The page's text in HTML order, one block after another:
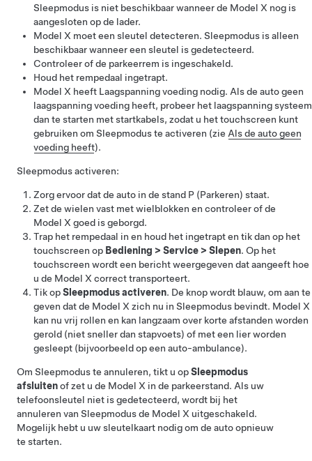
Sleepmodus is niet beschikbaar wanneer de Model X nog is
aangesloten op de lader.
Model X moet een sleutel detecteren. Sleepmodus is alleen
beschikbaar wanneer een sleutel is gedetecteerd.
Controleer of de parkeerrem is ingeschakeld.
Houd het rempedaal ingetrapt.
Model X heeft Laagspanningvoeding nodig. Als de auto geen
laagspanningvoeding heeft, probeer het laagspanningsysteem
dan te starten met startkabels, zodat u het touchscreen kunt
gebruiken om Sleepmoduste activeren (zie Als de auto geen
voeding heeft).
Sleepmodusactiveren:
Zorg ervoor dat de auto in de stand P (Parkeren) staat.
Zet de wielen vast met wielblokken en controleer of de
Model X goed is geborgd.
Trap het rempedaal in en houd het ingetrapt en tik dan op het
touchscreen op Bediening > Service > Slepen. Op het
touchscreen wordt een bericht weergegeven dat aangeeft hoe
u de Model X correct transporteert.
Tik opSleepmodus activeren. De knop wordt blauw, om aan te
geven dat de Model X zich nu in Sleepmodus bevindt. Model X
kan nu vrij rollen en kan langzaam over korte afstanden worden
gerold (niet sneller dan stapvoets) of met een lier worden
gesleept (bijvoorbeeld op een auto-ambulance).
Om Sleepmoduste annuleren, tikt u opSleepmodus
afsluitenof zet u de Model X in de parkeerstand. Als uw
telefoonsleutel niet is gedetecteerd, wordt bij het
annuleren van Sleepmodusde Model X uitgeschakeld.
Mogelijk hebt u uw sleutelkaart nodig om de auto opnieuw
te starten.